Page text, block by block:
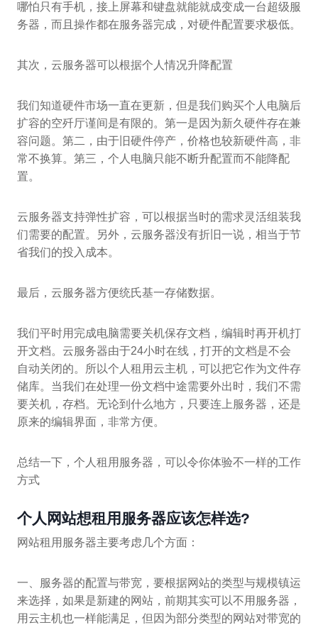
哪怕只有手机，接上屏幕和键盘就能就成变成一台超级服
务器，而且操作都在服务器完成，对硬件配置要求极低。
其次，云服务器可以根据个人情况升降配置
我们知道硬件市场一直在更新，但是我们购买个人电脑后
扩容的空歼厅谨间是有限的。第一是因为新久硬件存在兼
容问题。第二，由于旧硬件停产，价格也较新硬件高，非
常不换算。第三，个人电脑只能不断升配置而不能降配
置。
云服务器支持弹性扩容，可以根据当时的需求灵活组装我
们需要的配置。另外，云服务器没有折旧一说，相当于节
省我们的投入成本。
最后，云服务器方便统氏基一存储数据。
我们平时用完成电脑需要关机保存文档，编辑时再开机打
开文档。云服务器由于24小时在线，打开的文档是不会
自动关闭的。所以个人租用云主机，可以把它作为文件存
储库。当我们在处理一份文档中途需要外出时，我们不需
要关机，存档。无论到什么地方，只要连上服务器，还是
原来的编辑界面，非常方便。
总结一下，个人租用服务器，可以令你体验不一样的工作
方式
个人网站想租用服务器应该怎样选?
网站租用服务器主要考虑几个方面：
一、服务器的配置与带宽，要根据网站的类型与规模镇运
来选择，如果是新建的网站，前期其实可以不用服务器，
用云主机也一样能满足，但因为部分类型的网站对带宽的